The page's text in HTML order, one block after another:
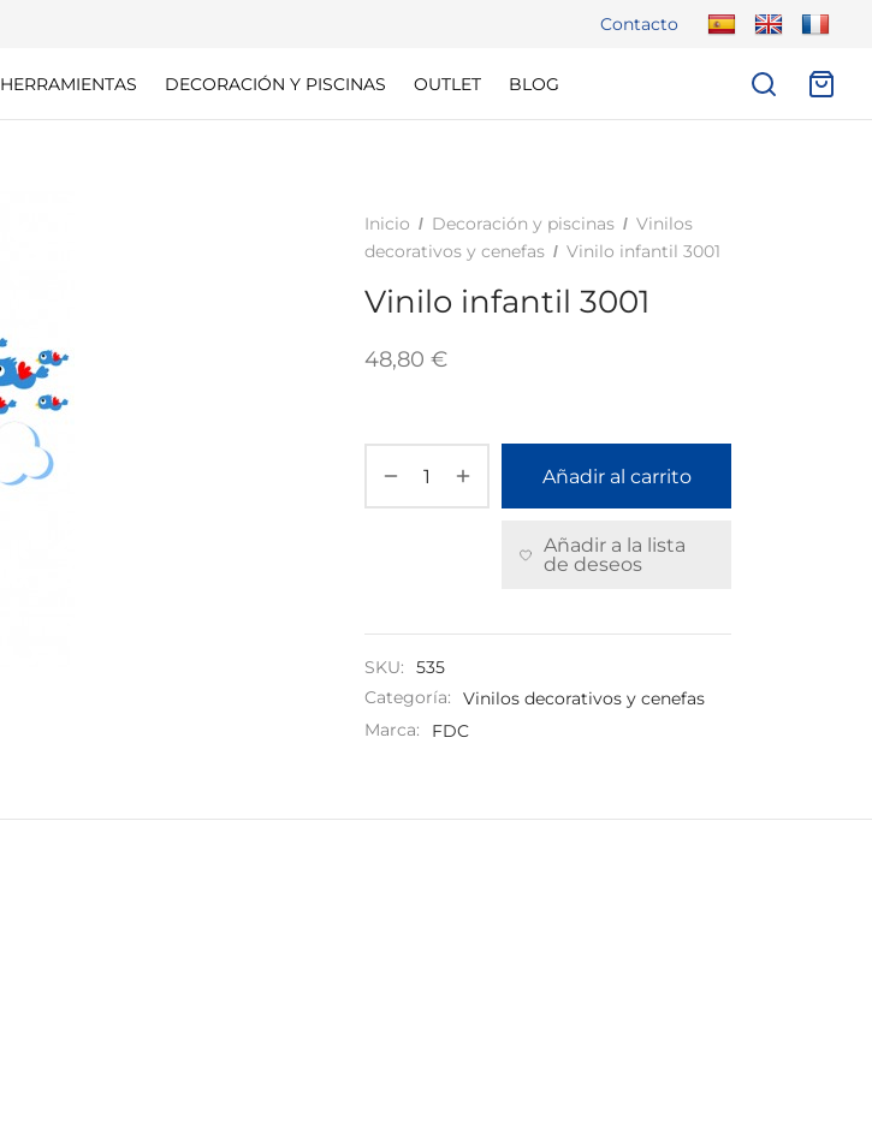
Contacto
HERRAMIENTAS DECORACIÓN Y PISCINAS OUTLET BLOG
Inicio / Decoración y piscinas / Vinilos
decorativos y cenefas / Vinilo infantil 3001
Vinilo infantil 3001
48,80 €
Añadir al carrito
Añadir a la lista
de deseos
SKU:
535
Categoría:
Vinilos decorativos y cenefas
Marca:
FDC